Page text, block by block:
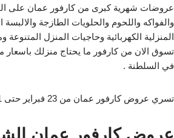
عروضات شهرية كبرى من كارفور عمان على
والفواكه واللحوم والحلويات الطازجة والالبسة
المنزلية الكهربائية وحاجيات المنزل
تسوق الان من كارفور ما يحتاج منزلك باسعار
في السلطنة .
تسري عروض كارفور عمان من 23 فبراير حتى 1 مارس 2022.